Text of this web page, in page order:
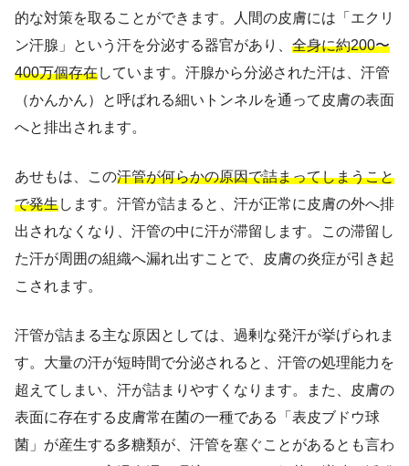
的な対策を取ることができます。人間の皮膚には「エクリ
ン汗腺」という汗を分泌する器官があり、 全身に約200〜
400万個存在しています。汗腺から分泌された汗は、汗管
（かんかん）と呼ばれる細いトンネルを通って皮膚の表面
へと排出されます。
あせもは、この汗管が何らかの原因で詰まってしまうこと
で発生します。汗管が詰まると、汗が正常に皮膚の外へ排
出されなくなり、汗管の中に汗が滞留します。この滞留し
た汗が周囲の組織へ漏れ出すことで、皮膚の炎症が引き起
こされます。
汗管が詰まる主な原因としては、過剰な発汗が挙げられま
す。大量の汗が短時間で分泌されると、汗管の処理能力を
超えてしまい、汗が詰まりやすくなります。また、皮膚の
表面に存在する皮膚常在菌の一種である「表皮ブドウ球
菌」が産生する多糖類が、汗管を塞ぐことがあるとも言わ